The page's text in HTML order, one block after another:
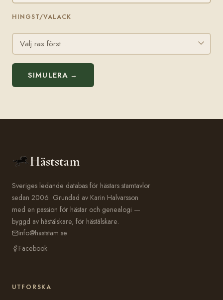
HINGST/VALACK
SIMULERA →
Häststam
Sveriges ledande databas för hästars stamtavlor
sedan 2006. Grundad av Karin Halvarsson
med en passion för hästar och genealogi —
byggd av hästälskare, för hästälskare.
info@haststam.se
Facebook
UTFORSKA